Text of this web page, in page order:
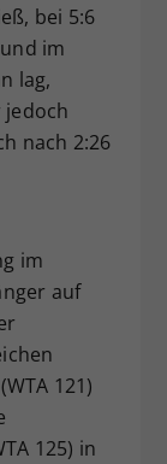
bei 5:6
im
lag,
jedoch
nach 2:26
im
auf
121)
125) in